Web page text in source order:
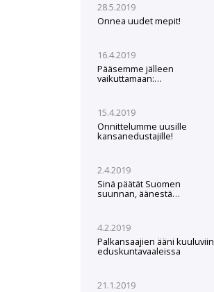
28.5.2019
Onnea uudet mepit!
16.4.2019
Pääsemme jälleen
vaikuttamaan:
15.4.2019
Onnittelumme uusille
kansanedustajille!
2.4.2019
Sinä päätät Suomen
suunnan, äänestä
4.2.2019
Palkansaajien ääni kuuluviin
eduskuntavaaleissa
21.1.2019